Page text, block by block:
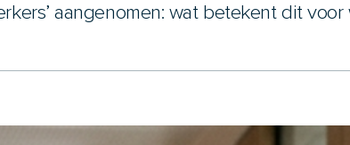
aangenomen: wat betekent dit voor